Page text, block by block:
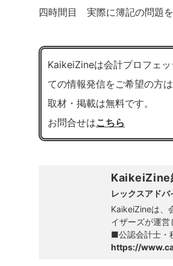
四時間目 実際に簿記の問題を
KaikeiZineは会計プロフェ
ての情報発信をご希望の方
取材・掲載は無料です。
お問合せはこちら
KaikeiZine
レックスアドバ
KaikeiZineは、
イザーズが運営
■公認会計士・
https://